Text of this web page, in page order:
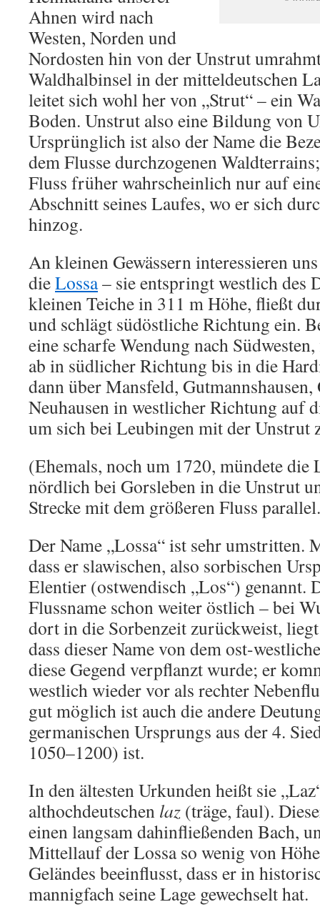
Ahnen wird nach
Westen, Norden und
Nordosten hin von der Unstrut
Waldhalbinsel in der mitteldeutschen
leitet sich wohl her von „Strut“ – ein
Boden. Unstrut also eine Bildung von
Ursprünglich ist also der Name die
dem Flusse durchzogenen
Fluss früher wahrscheinlich nur auf
Abschnitt seines Laufes, wo er sich
hinzog.
An kleinen Gewässern interessieren
dieLossa– sie entspringt westlich des
kleinen Teiche in 311 m Höhe, fließt
und schlägt südöstliche Richtung ein.
eine scharfe Wendung nach
ab in südlicher Richtung bis in die
dann über Mansfeld, Gutmannshausen,
Neuhausen in westlicher Richtung auf
um sich bei Leubingen mit der Unstrut
(Ehemals, noch um 1720, mündete die
nördlich bei Gorsleben in die Unstrut
Strecke mit dem größeren Fluss
Der Name „Lossa“ ist sehr umstritten.
dass er slawischen, also sorbischen
Elentier (ostwendisch „Los“) genannt.
Flussname schon weiter östlich – bei
dort in die Sorbenzeit zurückweist,
dass dieser Name von dem ost-
diese Gegend verpflanzt wurde; er
westlich wieder vor als rechter
gut möglich ist auch die andere
germanischen Ursprungs aus der 4.
1050–1200) ist.
In den ältesten Urkunden heißt sie
althochdeutschen laz (träge, faul).
einen langsam dahinfließenden Bach,
Mittellauf der Lossa so wenig von
Geländes beeinflusst, dass er in
mannigfach seine Lage gewechselt hat.